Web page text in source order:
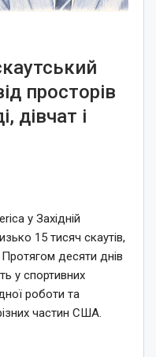
просторів
дівчат і
у Західній
15 тисяч скаутів,
Протягом десяти днів
у спортивних
роботи та
частин США.